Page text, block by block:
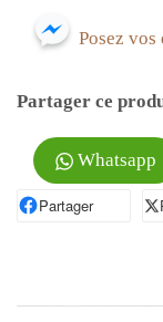
Posez
Partager ce
Whatsapp
PartagerPartager sur